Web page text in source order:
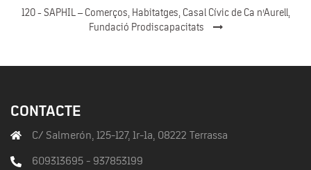
120 - SAPHIL – Comerços, Habitatges, Casal Cívic de Ca n’Aurell,
Fundació Prodiscapacitats
CONTACTE
C/ Salmerón, 125-127, 1r-1a, 08222 Terrassa
609313695 - 937853199